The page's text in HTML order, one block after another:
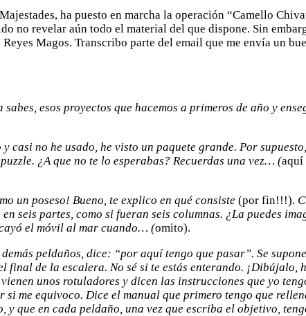
ha puesto en marcha la operación “Camello
revelar aún todo el material del que dispone. Sin
Magos. Transcribo parte del email que me envía un
esos proyectos que hacemos a primeros de año y
no he usado, he visto un paquete grande. Por
¿A que no te lo esperabas? Recuerdas una vez… (aquí
un poseso! Bueno, te explico en qué consiste (por fin!!!).
seis partes, como si fueran seis columnas. ¿La puedes
el móvil al mar cuando… (omito).
peldaños, dice: “por aquí tengo que pasar”. Se
de la escalera. No sé si te estás enterando. ¡Dibújalo,
unos rotuladores y dicen las instrucciones que yo
si me equivoco. Dice el manual que primero tengo que
que en cada peldaño, una vez que escriba el objetivo,